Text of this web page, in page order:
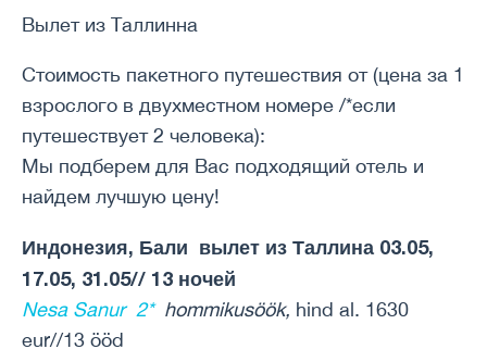
Вылет из Таллинна
Стоимость пакетного путешествия от (цена за 1
взрослого в двухместном номере /*если
путешествует 2 человека):
Мы подберем для Вас подходящий отель и
найдем лучшую цену!
Индонезия, Бали вылет из Таллина 03.05,
17.05, 31.05// 13 ночей
Nesa Sanur 2* hommikusöök, hind al. 1630
eur//13 ööd